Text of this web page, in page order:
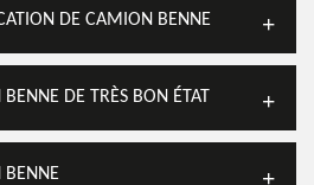
DE CAMION BENNE
DE TRÈS BON ÉTAT
BENNE